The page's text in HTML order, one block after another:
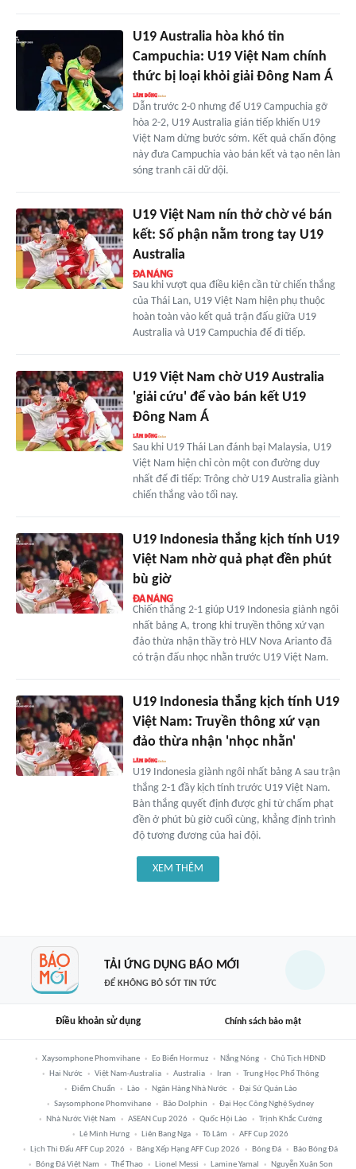
U19 Australia hòa khó tin
Campuchia: U19 Việt Nam chính
thức bị loại khỏi giải Đông Nam Á
Dẫn trước 2-0 nhưng để U19 Campuchia gỡ
hòa 2-2, U19 Australia gián tiếp khiến U19
Việt Nam dừng bước sớm. Kết quả chấn động
này đưa Campuchia vào bán kết và tạo nên làn
sóng tranh cãi dữ dội.
U19 Việt Nam nín thở chờ vé bán
kết: Số phận nằm trong tay U19
Australia
Sau khi vượt qua điều kiện cần từ chiến thắng
của Thái Lan, U19 Việt Nam hiện phụ thuộc
hoàn toàn vào kết quả trận đấu giữa U19
Australia và U19 Campuchia để đi tiếp.
U19 Việt Nam chờ U19 Australia
'giải cứu' để vào bán kết U19
Đông Nam Á
Sau khi U19 Thái Lan đánh bại Malaysia, U19
Việt Nam hiện chỉ còn một con đường duy
nhất để đi tiếp: Trông chờ U19 Australia giành
chiến thắng vào tối nay.
U19 Indonesia thắng kịch tính U19
Việt Nam nhờ quả phạt đền phút
bù giờ
Chiến thắng 2-1 giúp U19 Indonesia giành ngôi
nhất bảng A, trong khi truyền thông xứ vạn
đảo thừa nhận thầy trò HLV Nova Arianto đã
có trận đấu nhọc nhằn trước U19 Việt Nam.
U19 Indonesia thắng kịch tính U19
Việt Nam: Truyền thông xứ vạn
đảo thừa nhận 'nhọc nhằn'
U19 Indonesia giành ngôi nhất bảng A sau trận
thắng 2-1 đầy kịch tính trước U19 Việt Nam.
Bàn thắng quyết định được ghi từ chấm phạt
đền ở phút bù giờ cuối cùng, khẳng định trình
độ tương đương của hai đội.
XEM THÊM
TẢI ỨNG DỤNG BÁO MỚI
ĐỂ KHÔNG BỎ SÓT TIN TỨC
Điều khoản sử dụng Chính sách bảo mật
Xaysomphone Phomvihane Eo Biển Hormuz Nắng Nóng
Chủ Tịch HĐND
Hai Nước
Việt Nam-Australia Australia Iran
Trung Học Phổ Thông
Điểm Chuẩn
Lào Ngân Hàng Nhà Nước
Đại Sứ Quán Lào
Saysomphone Phomvihane
Bão Dolphin
Đại Học Công Nghệ Sydney
Nhà Nước Việt Nam
ASEAN Cup 2026 Quốc Hội Lào
Trịnh Khắc Cường
Lê Minh Hưng
Liên Bang Nga Tô Lâm
AFF Cup 2026
Lịch Thi Đấu AFF Cup 2026
Bảng Xếp Hạng AFF Cup 2026 Bóng Đá
Báo Bóng Đá
Bóng Đá Việt Nam
Thể Thao Lionel Messi Lamine Yamal Nguyễn Xuân Son